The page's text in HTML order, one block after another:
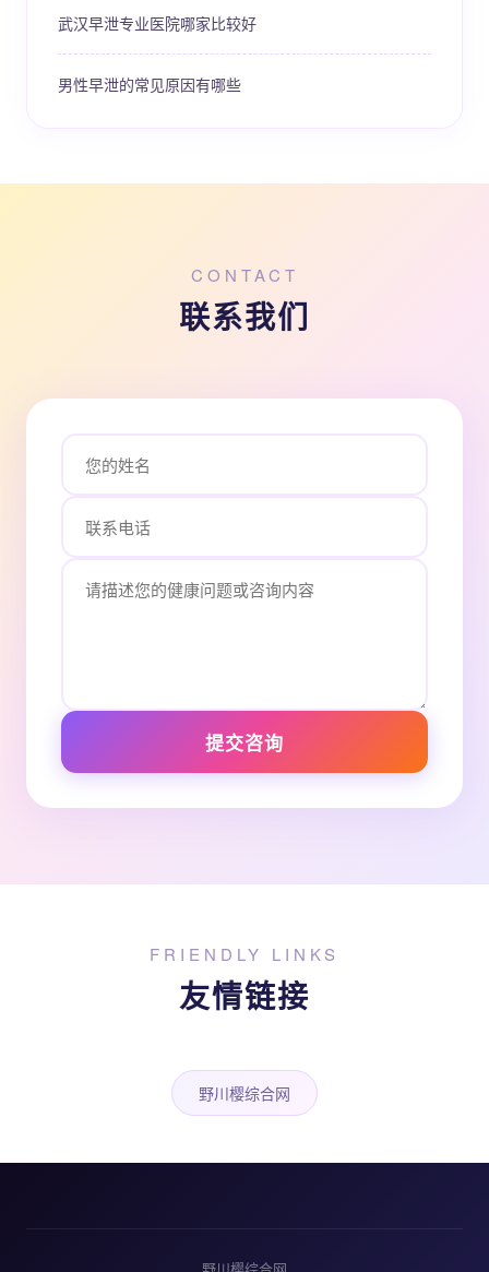
武汉早泄专业医院哪家比较好
男性早泄的常见原因有哪些
CONTACT
联系我们
提交咨询
FRIENDLY LINKS
友情链接
野川樱综合网